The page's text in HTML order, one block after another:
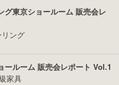
グ東京ショールーム 販売会レ
ング
ールーム 販売会レポート Vol.1
家具